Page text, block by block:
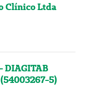
Clínico Ltda
DIAGITAB
5)